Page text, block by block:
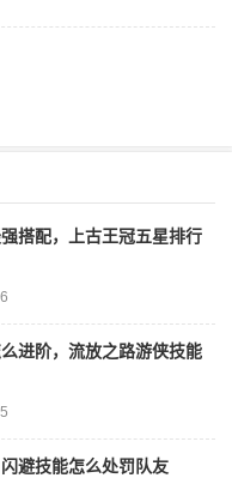
搭配，上古王冠五星排行
进阶，流放之路游侠技能
避技能怎么处罚队友